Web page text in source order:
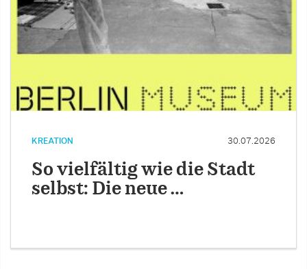
KREATION 30.07.2026
So vielfältig wie die Stadt
selbst: Die neue …